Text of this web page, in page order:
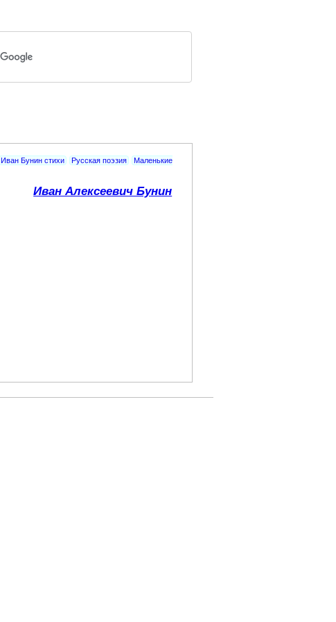
Иван Бунин стихи Русская поэзия
Маленькие
Иван Алексеевич Бунин